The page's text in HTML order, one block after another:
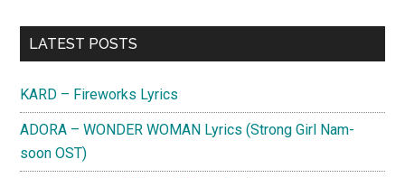
Primary
LATEST POSTS
KARD – Fireworks Lyrics
ADORA – WONDER WOMAN Lyrics (Strong Girl Nam-
soon OST)